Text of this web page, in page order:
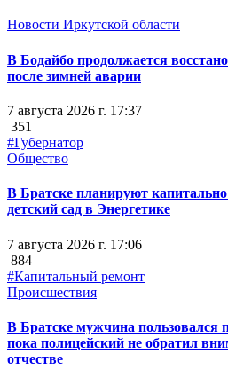
Новости Иркутской области
В Бодайбо продолжается
после зимней аварии
7 августа 2026 г. 17:37
351
#Губернатор
Общество
В Братске планируют
детский сад в Энергетике
7 августа 2026 г. 17:06
884
#Капитальный ремонт
Происшествия
В Братске мужчина пользовался
пока полицейский не обратил
отчестве